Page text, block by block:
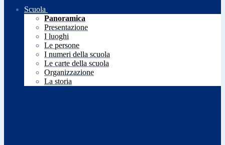
Scuola
Panoramica
Presentazione
I luoghi
Le persone
I numeri della scuola
Le carte della scuola
Organizzazione
La storia